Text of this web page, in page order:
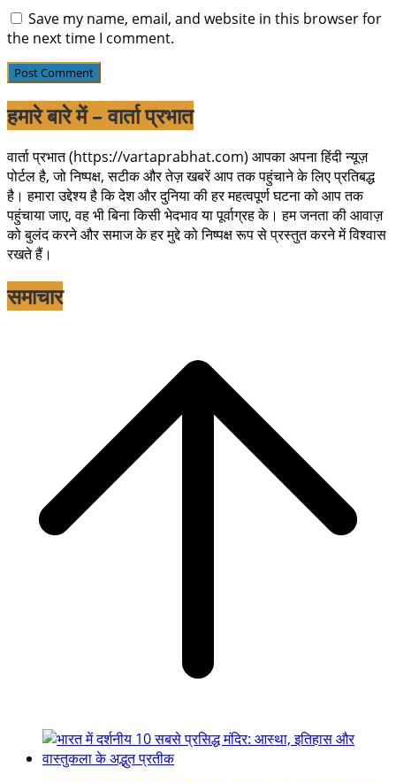
Save my name, email, and website in this browser for
the next time I comment.
हमारे बारे में – वार्ता प्रभात
वार्ता प्रभात (https://vartaprabhat.com) आपका अपना हिंदी न्यूज़
पोर्टल है, जो निष्पक्ष, सटीक और तेज़ खबरें आप तक पहुंचाने के लिए प्रतिबद्ध
है। हमारा उद्देश्य है कि देश और दुनिया की हर महत्वपूर्ण घटना को आप तक
पहुंचाया जाए, वह भी बिना किसी भेदभाव या पूर्वाग्रह के। हम जनता की आवाज़
को बुलंद करने और समाज के हर मुद्दे को निष्पक्ष रूप से प्रस्तुत करने में विश्वास
रखते हैं।
समाचार